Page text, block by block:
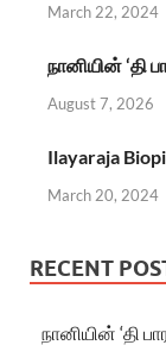
March 22, 2024
நானியின் ‘தி
August 7, 2026
Ilayaraja
March 20, 2024
RECENT
நானியின் ‘தி